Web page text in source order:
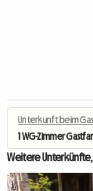
Unterkunft beim
1 WG-Zimmer
Weitere